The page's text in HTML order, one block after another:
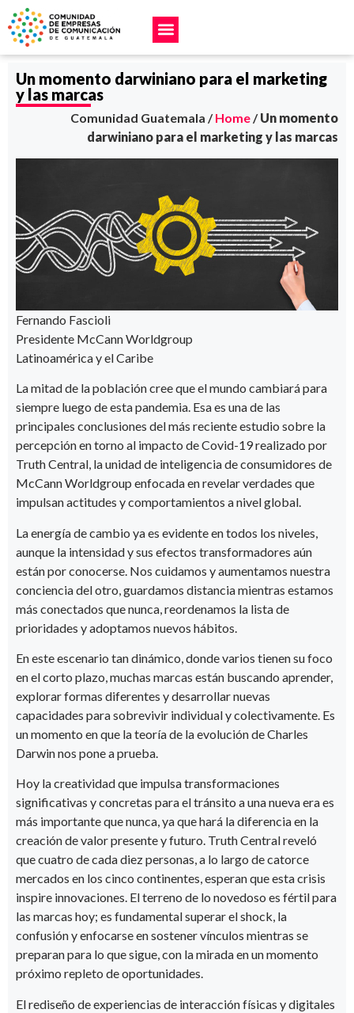
Un momento darwiniano para el marketing
y las marcas
Comunidad Guatemala /Home/Un momento
darwiniano para el marketing y las marcas
Fernando Fascioli
Presidente McCann Worldgroup
Latinoamérica y el Caribe
La mitad de la población cree que el mundo cambiará para
siempre luego de esta pandemia. Esa es una de las
principales conclusiones del más reciente estudio sobre la
percepción en torno al impacto de Covid-19 realizado por
Truth Central, la unidad de inteligencia de consumidores de
McCann Worldgroup enfocada en revelar verdades que
impulsan actitudes y comportamientos a nivel global.
La energía de cambio ya es evidente en todos los niveles,
aunque la intensidad y sus efectos transformadores aún
están por conocerse. Nos cuidamos y aumentamos nuestra
conciencia del otro, guardamos distancia mientras estamos
más conectados que nunca, reordenamos la lista de
prioridades y adoptamos nuevos hábitos.
En este escenario tan dinámico, donde varios tienen su foco
en el corto plazo, muchas marcas están buscando aprender,
explorar formas diferentes y desarrollar nuevas
capacidades para sobrevivir individual y colectivamente. Es
un momento en que la teoría de la evolución de Charles
Darwin nos pone a prueba.
Hoy la creatividad que impulsa transformaciones
significativas y concretas para el tránsito a una nueva era es
más importante que nunca, ya que hará la diferencia en la
creación de valor presente y futuro. Truth Central reveló
que cuatro de cada diez personas, a lo largo de catorce
mercados en los cinco continentes, esperan que esta crisis
inspire innovaciones. El terreno de lo novedoso es fértil para
las marcas hoy; es fundamental superar el shock, la
confusión y enfocarse en sostener vínculos mientras se
preparan para lo que sigue, con la mirada en un momento
próximo repleto de oportunidades.
El rediseño de experiencias de interacción físicas y digitales